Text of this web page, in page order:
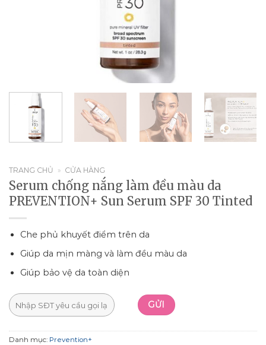
TRANG CHỦ » CỬA HÀNG
Serum chống nắng làm đều màu da
PREVENTION+ Sun Serum SPF 30 Tinted
Che phủ khuyết điểm trên da
Giúp da mịn màng và làm đều màu da
Giúp bảo vệ da toàn diện
Danh mục: Prevention+